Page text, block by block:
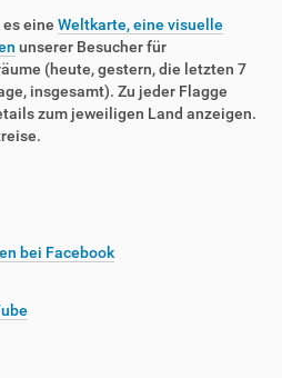
eine Weltkarte, eine visuelle
unserer Besucher für
(heute, gestern, die letzten 7
insgesamt). Zu jeder Flagge
zum jeweiligen Land anzeigen.
bei Facebook